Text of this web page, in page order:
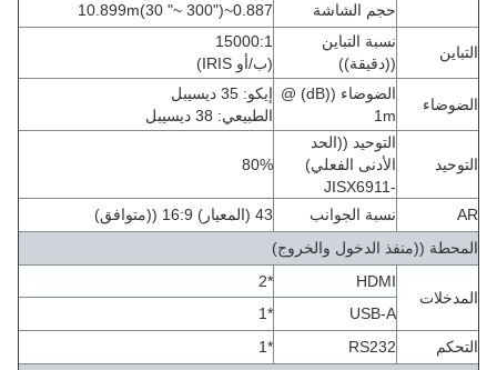
حجم الشاشة
0.887~10.899m
(30 "~ 300")
التباين
نسبة التباين
((دقيقة))
15000:1
(ب/أو IRIS)
الضوضاء
الضوضاء ((dB) @
1m
إيكو: 35 ديسيبل
الطبيعي: 38 ديسيبل
التوحيد
التوحيد ((الحد
الأدنى الفعلي)
-JISX6911
80%
AR نسبة الجوانب
43 (المعيار) 16:9 ((متوافق)
المحطة ((منفذ الدخول والخروج)
المدخلات
HDMI
*2
USB-A
*1
التحكم
RS232
*1